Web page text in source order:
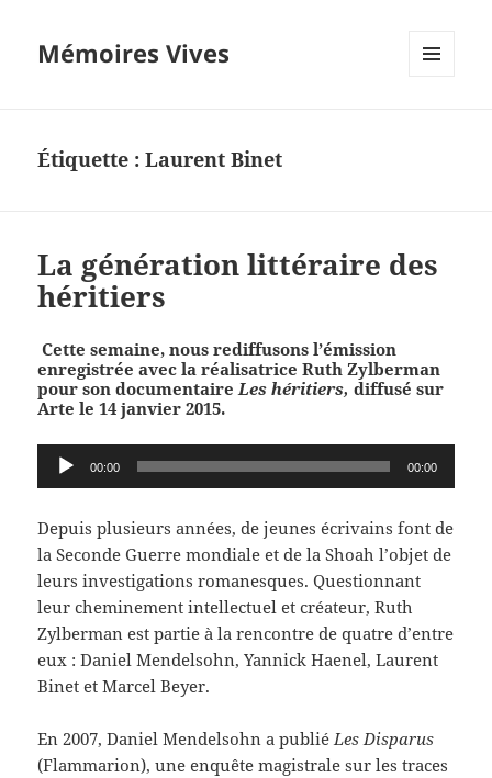
Mémoires Vives
Étiquette :Laurent Binet
La génération littéraire des
héritiers
Cette semaine, nousrediffusons l’émission
enregistrée avec la réalisatrice Ruth Zylberman
pour son documentaireLes héritiers, diffusé sur
Arte le 14 janvier 2015.
Lecteur
audio
00:00 00:00
Depuis plusieurs années, de jeunes écrivains font de
la Seconde Guerre mondiale et de la Shoah l’objet de
leurs investigations romanesques. Questionnant
leur cheminement intellectuel et créateur, Ruth
Zylberman est partie à la rencontre de quatre d’entre
eux : Daniel Mendelsohn, Yannick Haenel, Laurent
Binet et Marcel Beyer.
En 2007, Daniel Mendelsohn a publiéLes Disparus
(Flammarion), une enquête magistrale sur les traces